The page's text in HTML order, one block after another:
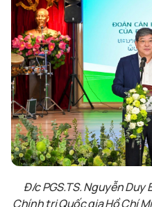
Đ/c PGS.TS. Nguyễn Duy
Chính trị Quốc gia Hồ Chí